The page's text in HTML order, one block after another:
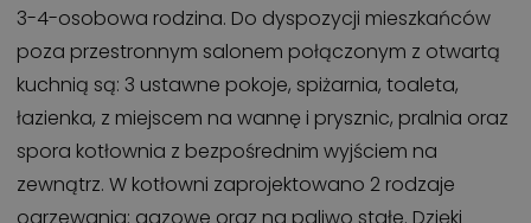
3-4-osobowa rodzina. Do dyspozycji mieszkańców
poza przestronnym salonem połączonym z otwartą
kuchnią są: 3 ustawne pokoje, spiżarnia, toaleta,
łazienka, z miejscem na wannę i prysznic, pralnia oraz
spora kotłownia z bezpośrednim wyjściem na
zewnątrz. W kotłowni zaprojektowano 2 rodzaje
ogrzewania: gazowe oraz na paliwo stałe. Dzięki